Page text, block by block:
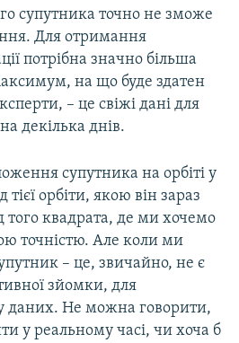
супутника точно не зможе
Для отримання
потрібна значно більша
на що буде здатен
– це свіжі дані для
декілька днів.
супутника на орбіті у
орбіти, якою він зараз
того квадрата, де ми хочемо
точністю. Але коли ми
– це, звичайно, не є
зйомки, для
даних. Не можна говорити,
у реальному часі, чи хоча б